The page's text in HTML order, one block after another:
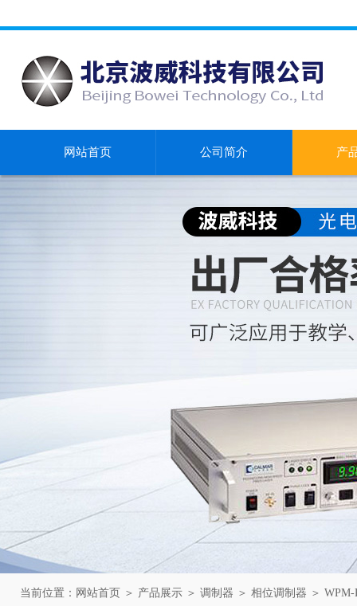
网站首页 公司简介 产
当前位置： 网站首页 ＞ 产品展示 ＞ 调制器 ＞ 相位调制器 ＞